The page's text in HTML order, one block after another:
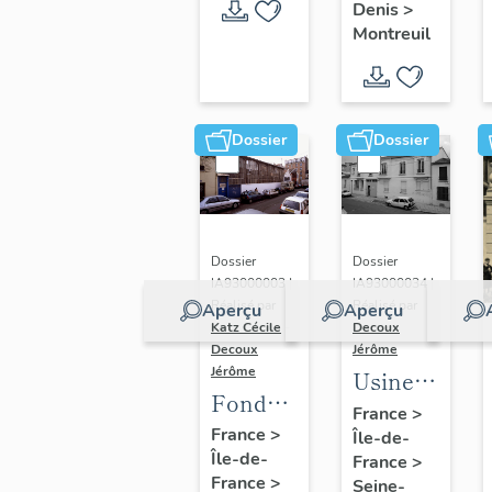
collectif
"usines"
tennisman
Denis>
Montreuil
Dossier
Aperçu
Dossier
IA93000003 |
Réalisé par
Katz Cécile
Decoux
Jérôme
Fonderie
de la
Marne,
France >
Île-de-
France >
Dossier
Aperçu
Dossier
IA93000034 |
Réalisé par
Decoux
Jérôme
Usine
de
papeterie
Kalamazoo,
France >
Île-de-
France >
Seine-